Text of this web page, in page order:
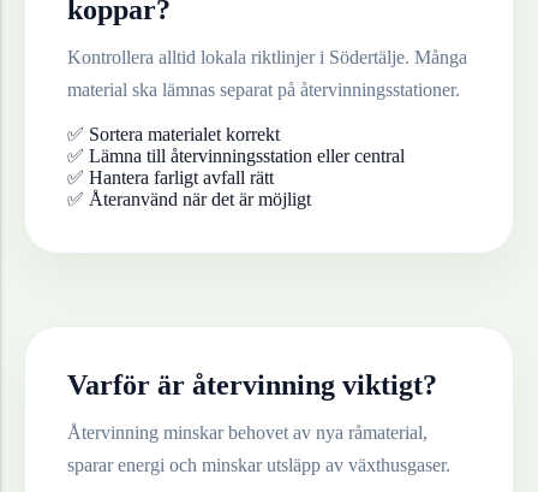
koppar?
Kontrollera alltid lokala riktlinjer i Södertälje. Många
material ska lämnas separat på återvinningsstationer.
✅ Sortera materialet korrekt
✅ Lämna till återvinningsstation eller central
✅ Hantera farligt avfall rätt
✅ Återanvänd när det är möjligt
Varför är återvinning viktigt?
Återvinning minskar behovet av nya råmaterial,
sparar energi och minskar utsläpp av växthusgaser.